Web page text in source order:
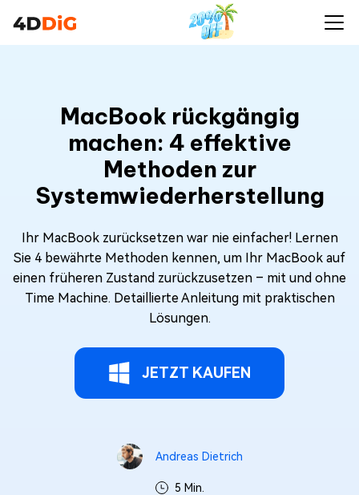
MacBook rückgängig
machen: 4 effektive
Methoden zur
Systemwiederherstellung
Ihr MacBook zurücksetzen war nie einfacher! Lernen
Sie 4 bewährte Methoden kennen, um Ihr MacBook auf
einen früheren Zustand zurückzusetzen – mit und ohne
Time Machine. Detaillierte Anleitung mit praktischen
Lösungen.
JETZT KAUFEN
Andreas Dietrich
5 Min.